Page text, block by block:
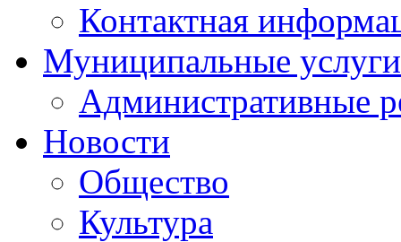
Контактная
Муниципальные услуги
Административные
Новости
Общество
Культура